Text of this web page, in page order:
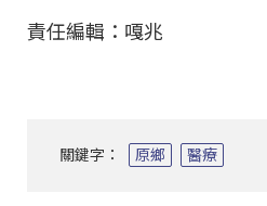
責任編輯：嘎兆
關鍵字： 原鄉 醫療